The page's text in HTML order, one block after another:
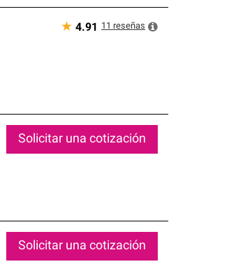
★ 4.91 11 reseñas
Solicitar una cotización
Solicitar una cotización